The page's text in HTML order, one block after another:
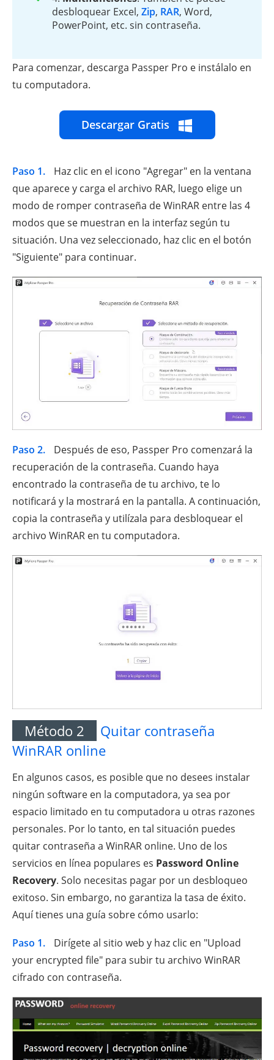
desbloquear Excel, Zip, RAR, Word,
PowerPoint, etc. sin contraseña.
Para comenzar, descarga Passper Pro e instálalo en
tu computadora.
Descargar Gratis
Paso 1.
Haz clic en el icono "Agregar" en la ventana
que aparece y carga el archivo RAR, luego elige un
modo de romper contraseña de WinRAR entre las 4
modos que se muestran en la interfaz según tu
situación. Una vez seleccionado, haz clic en el botón
"Siguiente" para continuar.
Paso 2.
Después de eso, Passper Pro comenzará la
recuperación de la contraseña. Cuando haya
encontrado la contraseña de tu archivo, te lo
notificará y la mostrará en la pantalla. A continuación,
copia la contraseña y utilízala para desbloquear el
archivo WinRAR en tu computadora.
Método 2
Quitar contraseña
WinRAR online
En algunos casos, es posible que no desees instalar
ningún software en la computadora, ya sea por
espacio limitado en tu computadora u otras razones
personales. Por lo tanto, en tal situación puedes
quitar contraseña a WinRAR online. Uno de los
servicios en línea populares es Password Online
Recovery. Solo necesitas pagar por un desbloqueo
exitoso. Sin embargo, no garantiza la tasa de éxito.
Aquí tienes una guía sobre cómo usarlo:
Paso 1.
Dirígete al sitio web y haz clic en "Upload
your encrypted file" para subir tu archivo WinRAR
cifrado con contraseña.